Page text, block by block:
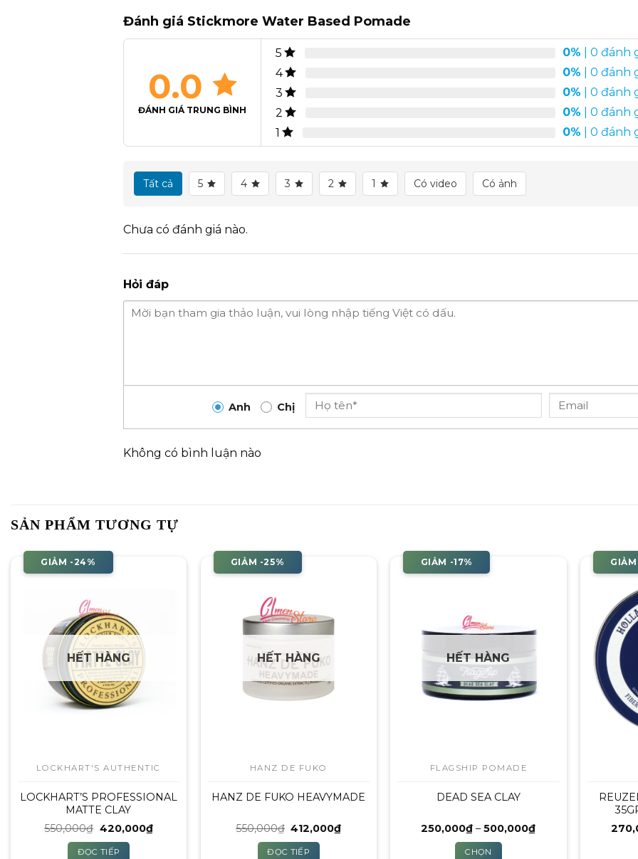
Đánh giá Stickmore Water Based Pomade
0.0
ĐÁNH GIÁ TRUNG BÌNH
5 0% | 0 đánh
4
0% | 0 đánh
3
0% | 0 đánh
2
0% | 0 đánh
1
0% | 0 đánh
Tất cả 5 4 3 2 1 Có video Có ảnh
Chưa có đánh giá nào.
Hỏi đáp
Anh Chị
Không có bình luận nào
SẢN PHẨM TƯƠNG TỰ
GIẢM -24%
HẾT HÀNG
LOCKHART'S AUTHENTIC
LOCKHART’S PROFESSIONAL
MATTE CLAY
550,000₫ Giá
là:
420,000₫Giá
hiện
ĐỌC TIẾP
GIẢM -25%
HẾT HÀNG
HANZ DE FUKO
HANZ DE FUKO HEAVYMADE
550,000₫ Giá
là:
412,000₫Giá
ĐỌC TIẾP
GIẢM -17%
HẾT HÀNG
FLAGSHIP POMADE
DEAD SEA CLAY
250,000₫ – 500,000₫Khoảng
CHỌN